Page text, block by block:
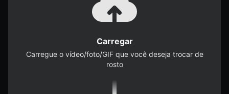
Carregar
Carregue o vídeo/foto/GIF que você deseja trocar de
rosto